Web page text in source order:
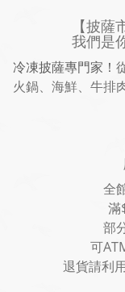
【披
我們是
冷凍披薩專門家！
火鍋、海鮮、牛排
全
滿
部
可
退貨請利